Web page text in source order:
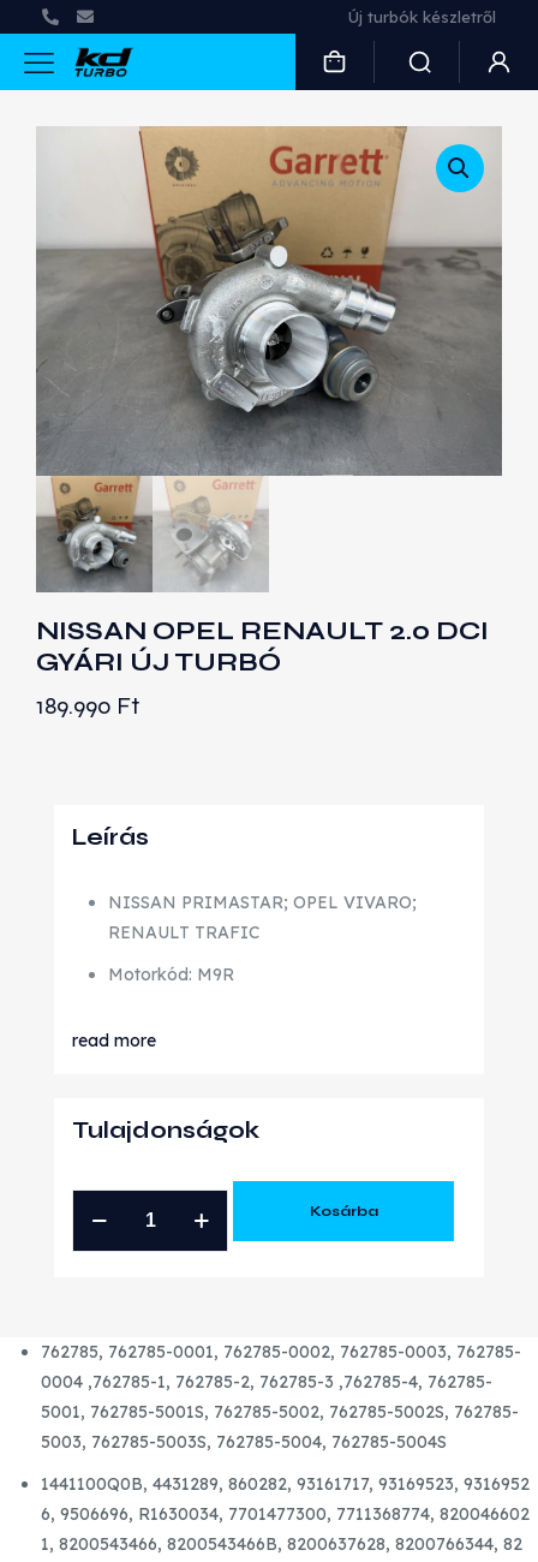
Új turbók készletről
NISSAN OPEL RENAULT 2.0 DCI
GYÁRI ÚJ TURBÓ
189.990 Ft
Leírás
NISSAN PRIMASTAR; OPEL VIVARO;
RENAULT TRAFIC
Motorkód: M9R
read more
Tulajdonságok
GYÁRI
ÚJ
TURBÓ
mennyiség
Kosárba
762785, 762785-0001, 762785-0002, 762785-0003, 762785-
0004 ,762785-1, 762785-2, 762785-3 ,762785-4, 762785-
5001, 762785-5001S, 762785-5002, 762785-5002S, 762785-
5003, 762785-5003S, 762785-5004, 762785-5004S
1441100Q0B, 4431289, 860282, 93161717, 93169523, 9316952
6, 9506696, R1630034, 7701477300, 7711368774, 820046602
1, 8200543466, 8200543466B, 8200637628, 8200766344, 82